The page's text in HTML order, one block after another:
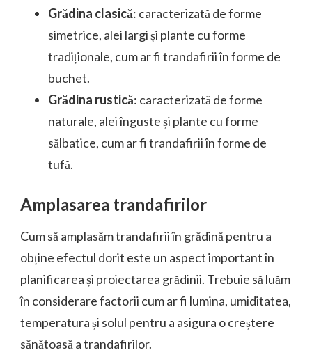
Grădina clasică: caracterizată de forme
simetrice, alei largi și plante cu forme
tradiționale, cum ar fi trandafirii în forme de
buchet.
Grădina rustică: caracterizată de forme
naturale, alei înguste și plante cu forme
sălbatice, cum ar fi trandafirii în forme de
tufă.
Amplasarea trandafirilor
Cum să amplasăm trandafirii în grădină pentru a
obține efectul dorit este un aspect important în
planificarea și proiectarea grădinii. Trebuie să luăm
în considerare factorii cum ar fi lumina, umiditatea,
temperatura și solul pentru a asigura o creștere
sănătoasă a trandafirilor.